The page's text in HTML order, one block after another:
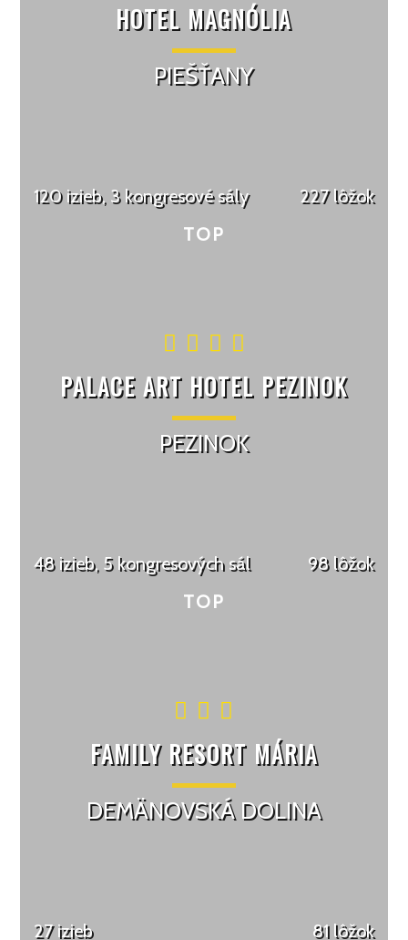
HOTEL MAGNÓLIA
PIEŠŤANY
120 izieb, 3 kongresové sály 227 lôžok
PALACE ART HOTEL PEZINOK
PEZINOK
48 izieb, 5 kongresových sál 98 lôžok
FAMILY RESORT MÁRIA
DEMÄNOVSKÁ DOLINA
27 izieb 81 lôžok